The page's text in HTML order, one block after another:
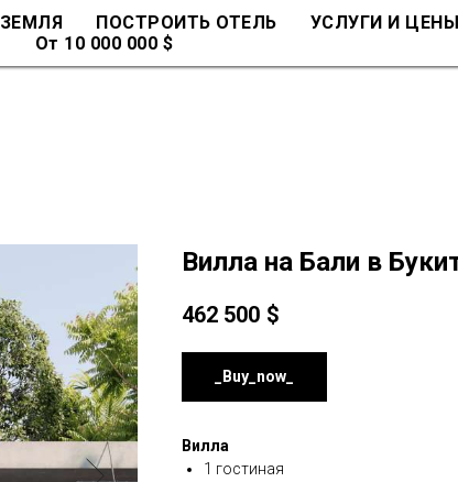
ЗЕМЛЯ ПОСТРОИТЬ ОТЕЛЬ
УСЛУГИ И ЦЕНЫ
От 10 000 000 $
Вилла на Бали в
462 500 $
_Buy_now_
Вилла
1 гостиная